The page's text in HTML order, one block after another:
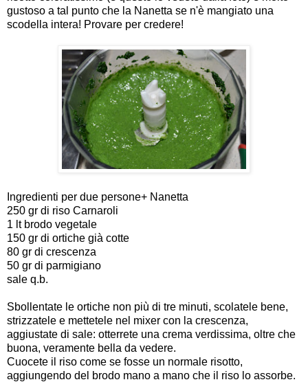
gustoso a tal punto che la Nanetta se n'è mangiato una
scodella intera! Provare per credere!
Ingredienti per due persone+ Nanetta
250 gr di riso Carnaroli
1 lt brodo vegetale
150 gr di ortiche già cotte
80 gr di crescenza
50 gr di parmigiano
sale q.b.
Sbollentate le ortiche non più di tre minuti, scolatele bene,
strizzatele e mettetele nel mixer con la crescenza,
aggiustate di sale: otterrete una crema verdissima, oltre che
buona, veramente bella da vedere.
Cuocete il riso come se fosse un normale risotto,
aggiungendo del brodo mano a mano che il riso lo assorbe.